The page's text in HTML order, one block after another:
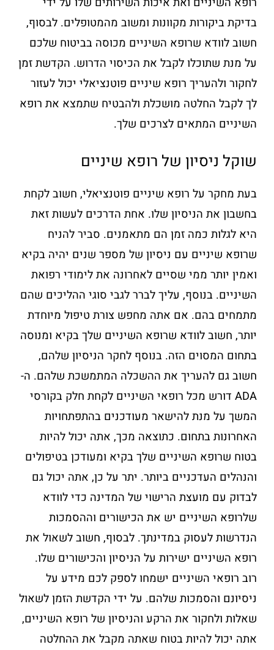
בדיקת ביקורות מקוונות ומשוב מהמטופלים. לבסוף,
חשוב לוודא שרופא השיניים מכוסה בביטוח שלכם
על מנת שתוכלו לקבל את הכיסוי הדרוש. הקדשת זמן
לחקור ולהעריך רופא שיניים פוטנציאלי יכול לעזור
לך לקבל החלטה מושכלת ולהבטיח שתמצא את רופא
השיניים המתאים לצרכים שלך.
שוקל ניסיון של רופא שיניים
בעת מחקר על רופא שיניים פוטנציאלי, חשוב לקחת
בחשבון את הניסיון שלו. אחת הדרכים לעשות זאת
היא לגלות כמה זמן הם מתאמנים. סביר להניח
שרופא שיניים עם ניסיון של מספר שנים יהיה בקיא
ואמין יותר ממי שסיים לאחרונה את לימודי רפואת
השיניים. בנוסף, עליך לברר לגבי סוגי ההליכים שהם
מתמחים בהם. אם אתה מחפש צורת טיפול מיוחדת
יותר, חשוב לוודא שרופא השיניים שלך בקיא ומנוסה
בתחום המסוים הזה. בנוסף לחקר הניסיון שלהם,
חשוב גם להעריך את ההשכלה המתמשכת שלהם. ה-
ADA דורש מכל רופאי השיניים לקחת חלק בקורסי
המשך על מנת להישאר מעודכנים בהתפתחויות
האחרונות בתחום. כתוצאה מכך, אתה יכול להיות
בטוח שרופא השיניים שלך בקיא ומעודכן בטיפולים
והנהלים העדכניים ביותר. יתר על כן, אתה יכול גם
לבדוק עם מועצת הרישוי של המדינה כדי לוודא
שלרופא השיניים יש את הכישורים וההסמכות
הנדרשות לעסוק במדינתך. לבסוף, חשוב לשאול את
רופא השיניים ישירות על הניסיון והכישורים שלו.
רוב רופאי השיניים ישמחו לספק לכם מידע על
ניסיונם והסמכות שלהם. על ידי הקדשת הזמן לשאול
שאלות ולחקור את הרקע והניסיון של רופא השיניים,
אתה יכול להיות בטוח שאתה מקבל את ההחלטה